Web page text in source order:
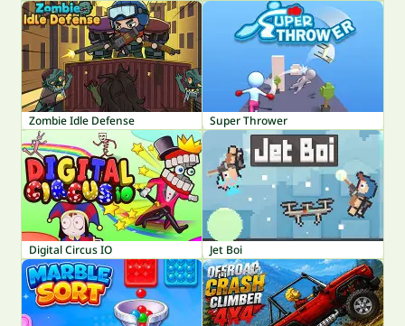
Zombie Idle Defense Super Thrower
Digital Circus IO Jet Boi